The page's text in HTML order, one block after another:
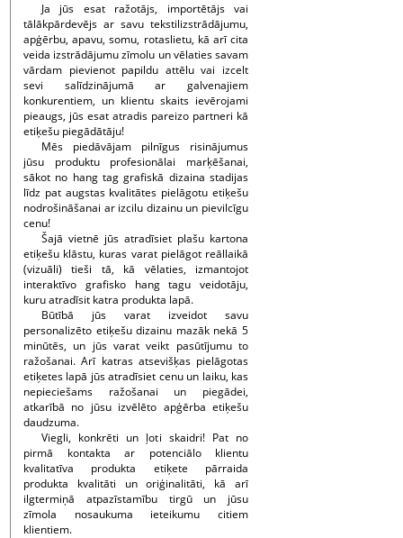
Ja jūs esat ražotājs, importētājs vai
tālākpārdevējs ar savu tekstilizstrādājumu,
apģērbu, apavu, somu, rotaslietu, kā arī cita
veida izstrādājumu zīmolu un vēlaties savam
vārdam pievienot papildu attēlu vai izcelt
sevi salīdzinājumā ar galvenajiem
konkurentiem, un klientu skaits ievērojami
pieaugs, jūs esat atradis pareizo partneri kā
etiķešu piegādātāju!
Mēs piedāvājam pilnīgus risinājumus
jūsu produktu profesionālai marķēšanai,
sākot no hang tag grafiskā dizaina stadijas
līdz pat augstas kvalitātes pielāgotu etiķešu
nodrošināšanai ar izcilu dizainu un pievilcīgu
cenu!
Šajā vietnē jūs atradīsiet plašu kartona
etiķešu klāstu, kuras varat pielāgot reāllaikā
(vizuāli) tieši tā, kā vēlaties, izmantojot
interaktīvo grafisko hang tagu veidotāju,
kuru atradīsit katra produkta lapā.
Būtībā jūs varat izveidot savu
personalizēto etiķešu dizainu mazāk nekā 5
minūtēs, un jūs varat veikt pasūtījumu to
ražošanai. Arī katras atsevišķas pielāgotas
etiķetes lapā jūs atradīsiet cenu un laiku, kas
nepieciešams ražošanai un piegādei,
atkarībā no jūsu izvēlēto apģērba etiķešu
daudzuma.
Viegli, konkrēti un ļoti skaidri! Pat no
pirmā kontakta ar potenciālo klientu
kvalitatīva produkta etiķete pārraida
produkta kvalitāti un oriģinalitāti, kā arī
ilgtermiņā atpazīstamību tirgū un jūsu
zīmola nosaukuma ieteikumu citiem
klientiem.